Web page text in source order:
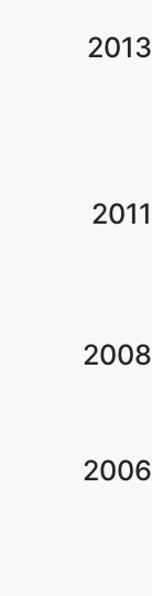
2013
2011
2008
2006